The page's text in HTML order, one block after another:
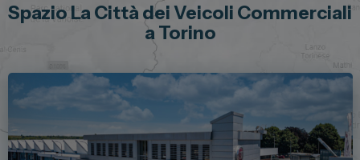
Spazio La Città dei Veicoli Commerciali
a Torino